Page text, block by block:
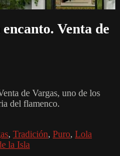
Venta de
de Vargas, uno de los
del flamenco.
, Tradición, Puro, Lola
la Isla